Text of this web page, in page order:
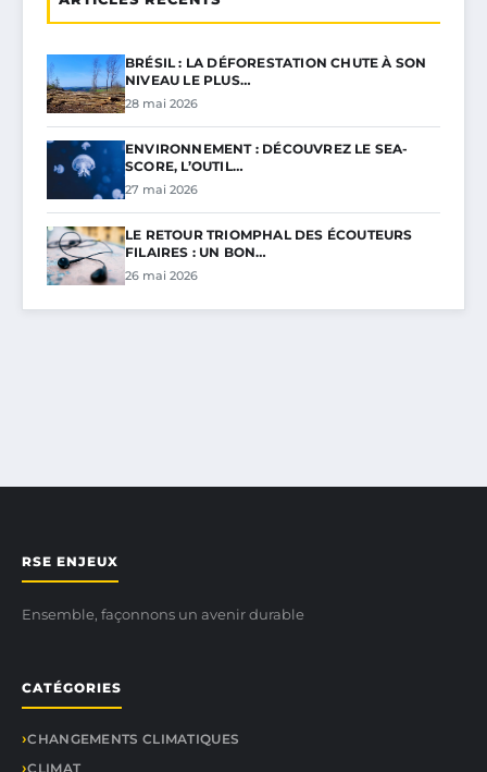
BRÉSIL : LA DÉFORESTATION CHUTE À SON
NIVEAU LE PLUS…
28 mai 2026
ENVIRONNEMENT : DÉCOUVREZ LE SEA-
SCORE, L’OUTIL…
27 mai 2026
LE RETOUR TRIOMPHAL DES ÉCOUTEURS
FILAIRES : UN BON…
26 mai 2026
RSE ENJEUX
Ensemble, façonnons un avenir durable
CATÉGORIES
CHANGEMENTS CLIMATIQUES
CLIMAT